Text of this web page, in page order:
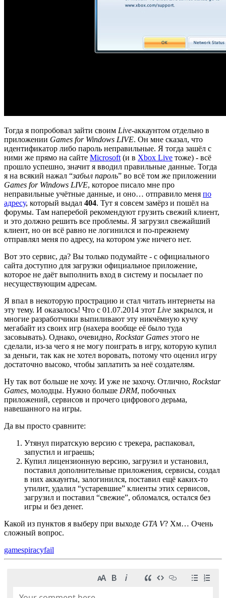
Тогда я попробовал зайти своим Live-аккаунтом отдельно в
приложении Games for Windows LIVE. Он мне сказал, что
идентификатор либо пароль неправильные. Я тогда зашёл с
ними же прямо на сайте Microsoft (и в Xbox Live тоже) - всё
прошло успешно, значит я вводил правильные данные. Тогда
я на всякий нажал “забыл пароль” во всё том же приложении
Games for Windows LIVE, которое писало мне про
неправильные учётные данные, и оно… отправило меня по
адресу, который выдал 404. Тут я совсем замёрз и пошёл на
форумы. Там наперебой рекомендуют грузить свежий клиент,
и это должно решить все проблемы. Я загрузил свежайший
клиент, но он всё равно не логинился и по-прежнему
отправлял меня по адресу, на котором уже ничего нет.
Вот это сервис, да? Вы только подумайте - с официального
сайта доступно для загрузки официальное приложение,
которое не даёт выполнить вход в систему и посылает по
несуществующим адресам.
Я впал в некоторую прострацию и стал читать интернеты на
эту тему. И оказалось! Что с 01.07.2014 этот Live закрылся, и
многие разработчики выпиливают эту никчёмную кучу
мегабайт из своих игр (нахера вообще её было туда
засовывать). Однако, очевидно, Rockstar Games этого не
сделали, из-за чего я не могу поиграть в игру, которую купил
за деньги, так как не хотел воровать, потому что оценил игру
достаточно высоко, чтобы заплатить за неё создателям.
Ну так вот больше не хочу. И уже не захочу. Отлично, Rockstar
Games, молодцы. Нужно больше DRM, побочных
приложений, сервисов и прочего цифрового дерьма,
навешанного на игры.
Да вы просто сравните:
Утянул пиратскую версию с трекера, распаковал,
запустил и играешь;
Купил лицензионную версию, загрузил и установил,
поставил дополнительные приложения, сервисы, создал
в них аккаунты, залогинился, поставил ещё каких-то
утилит, удалил “устаревшие” клиенты этих сервисов,
загрузил и поставил “свежие”, обломался, остался без
игры и без денег.
Какой из пунктов я выберу при выходе GTA V? Хм… Очень
сложный вопрос.
gamespiracyfail